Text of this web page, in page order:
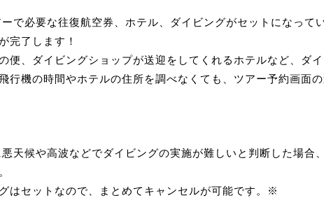
で必要な往復航空券、ホテル、ダイビングがセットになって
完了します！
便、ダイビングショップが送迎をしてくれるホテルなど、ダ
行機の時間やホテルの住所を調べなくても、ツアー予約画面
天候や高波などでダイビングの実施が難しいと判断した場合
はセットなので、まとめてキャンセルが可能です。※